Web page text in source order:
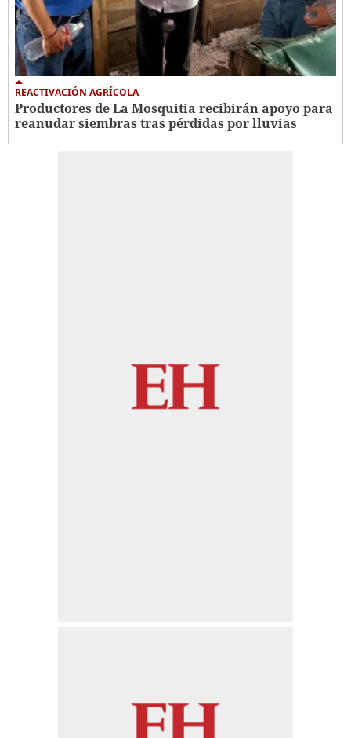
REACTIVACIÓN AGRÍCOLA
Productores de La Mosquitia recibirán apoyo para
reanudar siembras tras pérdidas por lluvias